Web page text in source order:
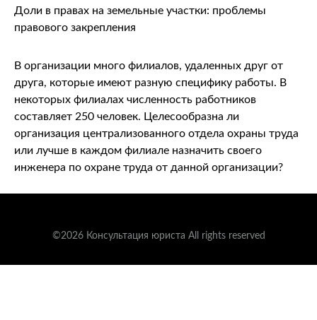
Доли в правах на земельные участки: проблемы
правового закрепления
В организации много филиалов, удаленных друг от
друга, которые имеют разную специфику работы. В
некоторых филиалах численность работников
составляет 250 человек. Целесообразна ли
организация централизованного отдела охраны труда
или лучше в каждом филиале назначить своего
инженера по охране труда от данной организации?
©2026 Консультация юриста All rights reserved